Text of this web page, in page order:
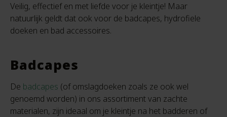
Veilig, effectief en met liefde voor je kleintje! Maar
natuurlijk geldt dat ook voor de badcapes, hydrofiele
doeken en bad accessoires.
Badcapes
De badcapes (of omslagdoeken zoals ze ook wel
genoemd worden) in ons assortiment van zachte
materialen, zijn ideaal om je kleintje na het badderen of